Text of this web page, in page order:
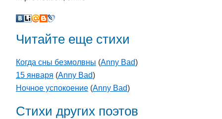
Читайте еще стихи
Когда сны безмолвны (Anny Bad)
15 января (Anny Bad)
Ночное успокоение (Anny Bad)
Стихи других поэтов